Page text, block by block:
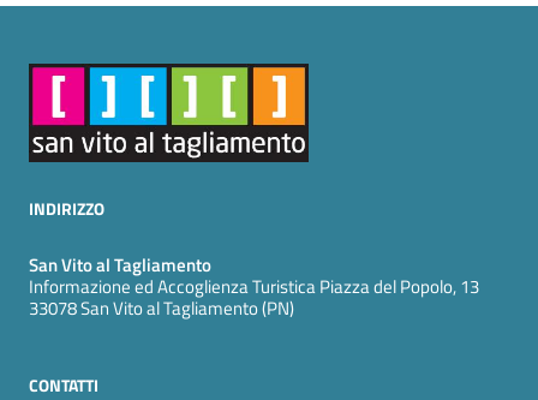
INDIRIZZO
San Vito al Tagliamento
Informazione ed Accoglienza Turistica Piazza del Popolo, 13
33078 San Vito al Tagliamento (PN)
CONTATTI